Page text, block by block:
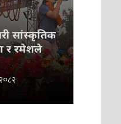
सांस्कृतिक
र रमेशले